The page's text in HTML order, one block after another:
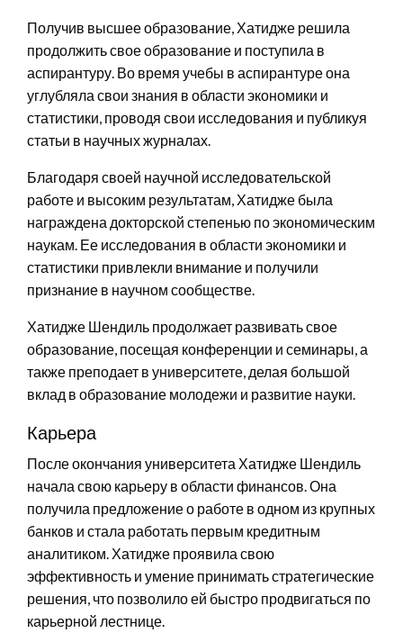
Получив высшее образование, Хатидже решила
продолжить свое образование и поступила в
аспирантуру. Во время учебы в аспирантуре она
углубляла свои знания в области экономики и
статистики, проводя свои исследования и публикуя
статьи в научных журналах.
Благодаря своей научной исследовательской
работе и высоким результатам, Хатидже была
награждена докторской степенью по экономическим
наукам. Ее исследования в области экономики и
статистики привлекли внимание и получили
признание в научном сообществе.
Хатидже Шендиль продолжает развивать свое
образование, посещая конференции и семинары, а
также преподает в университете, делая большой
вклад в образование молодежи и развитие науки.
Карьера
После окончания университета Хатидже Шендиль
начала свою карьеру в области финансов. Она
получила предложение о работе в одном из крупных
банков и стала работать первым кредитным
аналитиком. Хатидже проявила свою
эффективность и умение принимать стратегические
решения, что позволило ей быстро продвигаться по
карьерной лестнице.